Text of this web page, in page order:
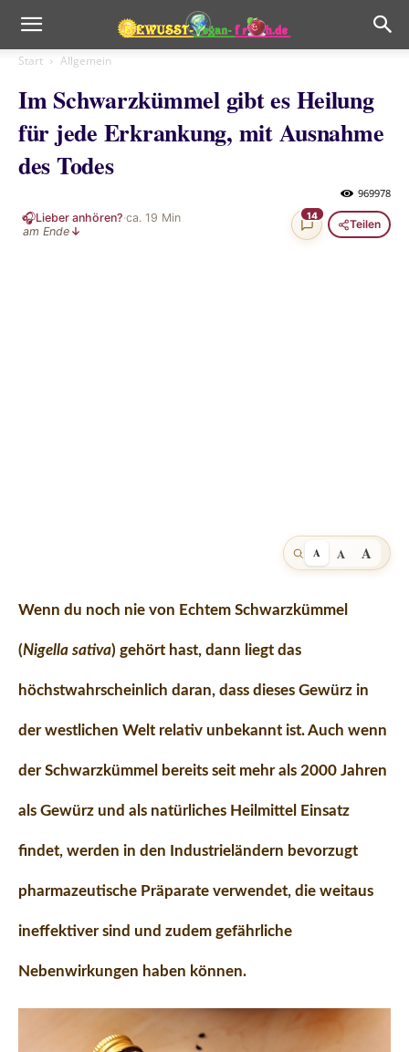
Start Allgemein
Im Schwarzkümmel gibt es Heilung
für jede Erkrankung, mit Ausnahme
des Todes
969978
🎧Lieber anhören?·ca. 19 Min
am Ende ↓
14
Teilen
A A A
Wenn du noch nie von Echtem Schwarzkümmel
(Nigella sativa) gehört hast, dann liegt das
höchstwahrscheinlich daran, dass dieses Gewürz in
der westlichen Welt relativ unbekannt ist. Auch wenn
der Schwarzkümmel bereits seit mehr als 2000 Jahren
als Gewürz und als natürliches Heilmittel Einsatz
findet, werden in den Industrieländern bevorzugt
pharmazeutische Präparate verwendet, die weitaus
ineffektiver sind und zudem gefährliche
Nebenwirkungen haben können.